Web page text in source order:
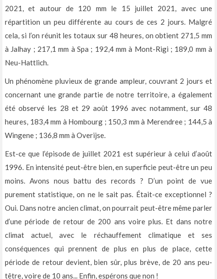
2021, et autour de 120 mm le 15 juillet 2021, avec une
répartition un peu différente au cours de ces 2 jours. Malgré
cela, si l’on réunit les totaux sur 48 heures, on obtient 271,5 mm
à Jalhay ; 217,1 mm à Spa ; 192,4 mm à Mont-Rigi ; 189,0 mm à
Neu-Hattlich.
Un phénomène pluvieux de grande ampleur, couvrant 2 jours et
concernant une grande partie de notre territoire, a également
été observé les 28 et 29 août 1996 avec notamment, sur 48
heures, 183,4 mm à Hombourg ; 150,3 mm à Merendree ; 144,5 à
Wingene ; 136,8 mm à Overijse.
Est-ce que l’épisode de juillet 2021 est supérieur à celui d’août
1996. En intensité peut-être bien, en superficie peut-être un peu
moins. Avons nous battu des records ? D’un point de vue
purement statistique, on ne le sait pas. Était-ce exceptionnel ?
Oui. Dans notre ancien climat, on pourrait peut-être même parler
d’une période de retour de 200 ans voire plus. Et dans notre
climat actuel, avec le réchauffement climatique et ses
conséquences qui prennent de plus en plus de place, cette
période de retour devient, bien sûr, plus brève, de 20 ans peu-
têtre, voire de 10 ans... Enfin, espérons que non !